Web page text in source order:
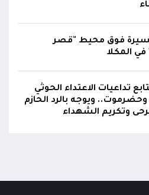
جملة من القرارات
إلى رفع مستوى الجاهزية
والدفاع المدني وتعزيز التنسيق
وحماية المدنيين والمنشآت
فوق محيط "قصر
المكلا
تداعيات الاعتداء الحوثي
ويوجه بالرد الحازم
وتكريم الشهداء